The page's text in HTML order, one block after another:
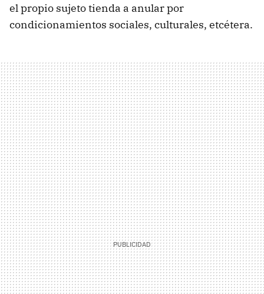
el propio sujeto tienda a anular por
condicionamientos sociales, culturales, etcétera.